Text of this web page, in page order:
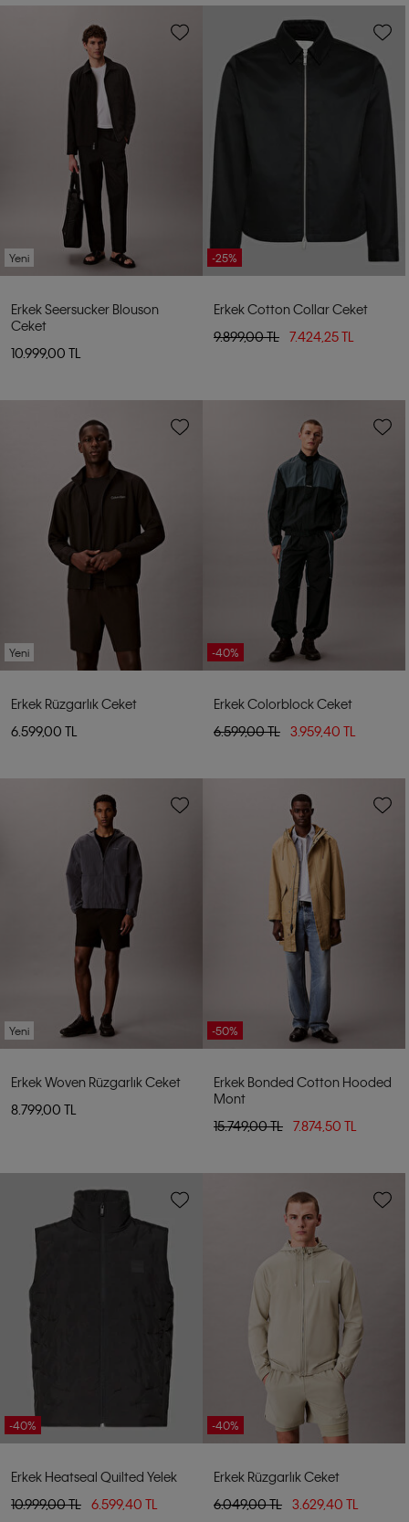
Yeni
Erkek Seersucker Blouson
Ceket
10.999,00 TL
-25%
Erkek Cotton Collar Ceket
9.899,00 TL
7.424,25 TL
Yeni
Erkek Rüzgarlık Ceket
6.599,00 TL
-40%
Erkek Colorblock Ceket
6.599,00 TL
3.959,40 TL
Yeni
Erkek Woven Rüzgarlık Ceket
8.799,00 TL
-50%
Erkek Bonded Cotton Hooded
Mont
15.749,00 TL
7.874,50 TL
-40%
Erkek Heatseal Quilted Yelek
10.999,00 TL
6.599,40 TL
-40%
Erkek Rüzgarlık Ceket
6.049,00 TL
3.629,40 TL